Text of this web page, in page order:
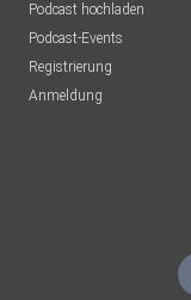
Podcast hochladen
Podcast-Events
Registrierung
Anmeldung